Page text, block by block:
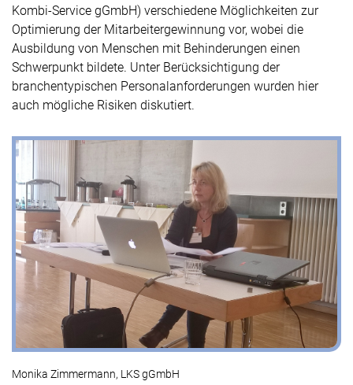
Kombi-Service gGmbH) verschiedene Möglichkeiten zur
Optimierung der Mitarbeitergewinnung vor, wobei die
Ausbildung von Menschen mit Behinderungen einen
Schwerpunkt bildete. Unter Berücksichtigung der
branchentypischen Personalanforderungen wurden hier
auch mögliche Risiken diskutiert.
Monika Zimmermann, LKS gGmbH